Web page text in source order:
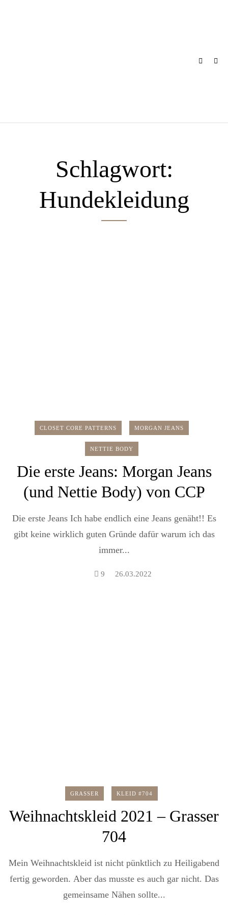
Schlagwort:
Hundekleidung
CLOSET CORE PATTERNS MORGAN JEANS
NETTIE BODY
Die erste Jeans: Morgan Jeans
(und Nettie Body) von CCP
Die erste Jeans Ich habe endlich eine Jeans genäht!! Es
gibt keine wirklich guten Gründe dafür warum ich das
immer...
9 26.03.2022
GRASSER KLEID #704
Weihnachtskleid 2021 – Grasser
704
Mein Weihnachtskleid ist nicht pünktlich zu Heiligabend
fertig geworden. Aber das musste es auch gar nicht. Das
gemeinsame Nähen sollte...